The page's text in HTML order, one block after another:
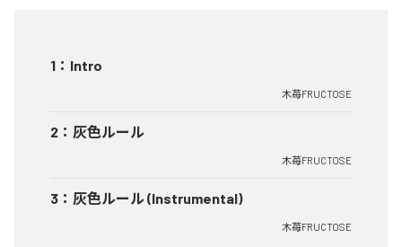
1 ： Intro
木苺FRUCTOSE
2 ： 灰色ルール
木苺FRUCTOSE
3 ： 灰色ルール (Instrumental)
木苺FRUCTOSE